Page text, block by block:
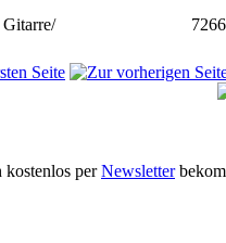
Gitarre/
kostenlos perNewsletter